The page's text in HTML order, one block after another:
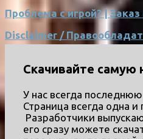
Проблема с игрой? | Заказ
Disclaimer /
Скачивайте самую
У нас всегда
Страница всегда одна и
Разработчики
его сразу можете